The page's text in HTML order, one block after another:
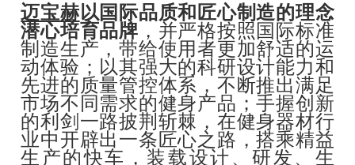
迈宝赫以国际品质和匠心制造的理念
潜心培育品牌 ，并严格按照国际标准
制造生产，带给使用者更加舒适的运
动体验；以其强大的科研设计能力和
先进的质量管控体系，不断推出满足
市场不同需求的健身产品；手握创新
的利剑一路披荆斩棘，在健身器材行
业中开辟出一条匠心之路，搭乘精益
生产的快车，装载设计、研发、生